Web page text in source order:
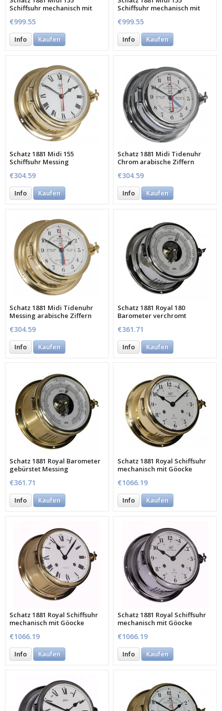
Schiffsuhr mechanisch mit
€999.55
Info Kaufen
Schiffsuhr mechanisch mit
€999.55
Info Kaufen
Schatz 1881 Midi 155
Schiffsuhr Messing
€304.59
Info Kaufen
Schatz 1881 Midi Tidenuhr
Chrom arabische Ziffern
€304.59
Info Kaufen
Schatz 1881 Midi Tidenuhr
Messing arabische Ziffern
€304.59
Info Kaufen
Schatz 1881 Royal 180
Barometer verchromt
€361.71
Info Kaufen
Schatz 1881 Royal Barometer
gebürstet Messing
€361.71
Info Kaufen
Schatz 1881 Royal Schiffsuhr
mechanisch mit Göocke
€1066.19
Info Kaufen
Schatz 1881 Royal Schiffsuhr
mechanisch mit Göocke
€1066.19
Info Kaufen
Schatz 1881 Royal Schiffsuhr
mechanisch mit Göocke
€1066.19
Info Kaufen